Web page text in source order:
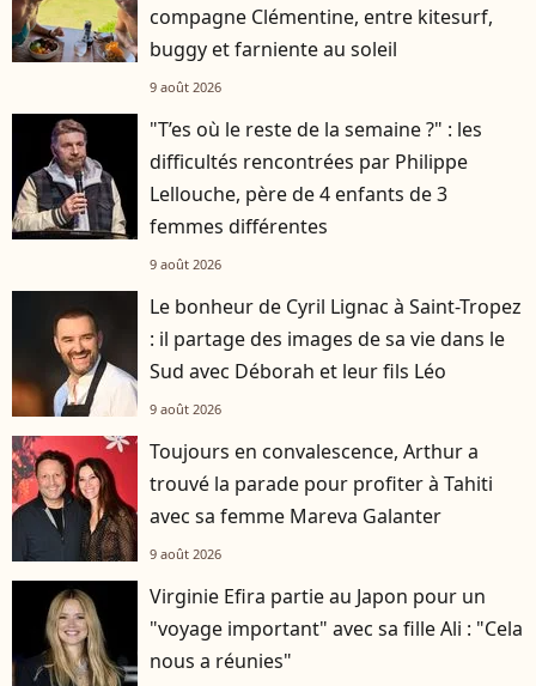
compagne Clémentine, entre kitesurf,
buggy et farniente au soleil
9 août 2026
"T’es où le reste de la semaine ?" : les
difficultés rencontrées par Philippe
Lellouche, père de 4 enfants de 3
femmes différentes
9 août 2026
Le bonheur de Cyril Lignac à Saint-Tropez
: il partage des images de sa vie dans le
Sud avec Déborah et leur fils Léo
9 août 2026
Toujours en convalescence, Arthur a
trouvé la parade pour profiter à Tahiti
avec sa femme Mareva Galanter
9 août 2026
Virginie Efira partie au Japon pour un
"voyage important" avec sa fille Ali : "Cela
nous a réunies"